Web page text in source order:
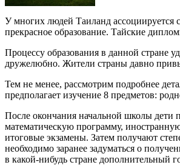
У многих людей Таиланд
прекрасное образование. Тайские
Процессу образования в данной стране
дружелюбно. Жители страны давно
Тем не менее, рассмотрим подробнее
предполагает изучение 8 предметов:
После окончания начальной школы дети
математическую программу,
итоговые экзамены. Затем получают
необходимо заранее задуматься о
в какой-нибудь стране дополнительный